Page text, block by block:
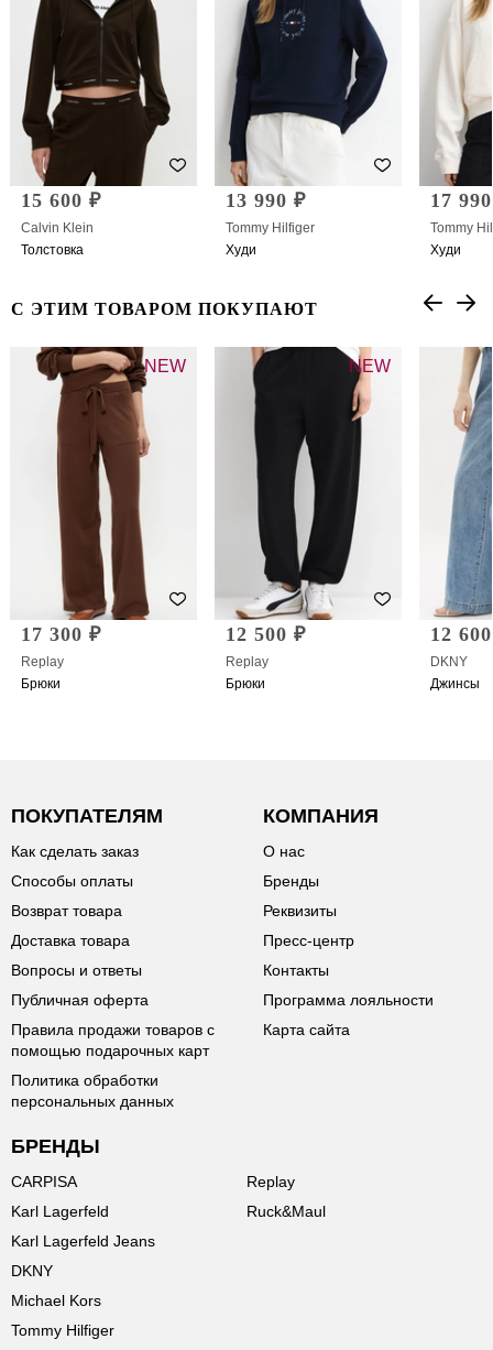
15 600 ₽
Calvin Klein
Толстовка
13 990 ₽
Tommy Hilfiger
Худи
17
Tommy
Худи
С ЭТИМ ТОВАРОМ ПОКУПАЮТ
NEW
17 300 ₽
Replay
Брюки
NEW
12 500 ₽
Replay
Брюки
12
DKNY
Джинсы
ПОКУПАТЕЛЯМ
Как сделать заказ
Способы оплаты
Возврат товара
Доставка товара
Вопросы и ответы
Публичная оферта
Правила продажи товаров с
помощью подарочных карт
Политика обработки
персональных данных
КОМПАНИЯ
О нас
Бренды
Реквизиты
Пресс-центр
Контакты
Программа лояльности
Карта сайта
БРЕНДЫ
CARPISA
Karl Lagerfeld
Karl Lagerfeld Jeans
DKNY
Michael Kors
Tommy Hilfiger
Replay
Ruck&Maul